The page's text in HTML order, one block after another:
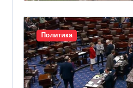
Политика